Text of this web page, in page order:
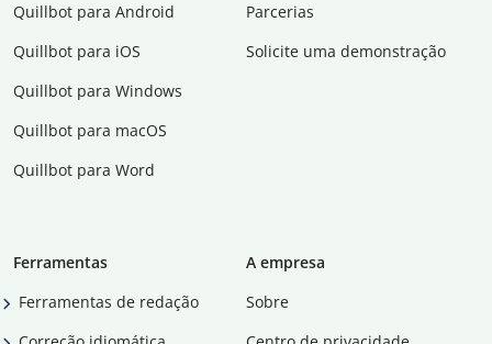
Quillbot para Android
Quillbot para iOS
Quillbot para Windows
Quillbot para macOS
Quillbot para Word
Parcerias
Solicite uma demonstração
Ferramentas
Ferramentas de redação
A empresa
Sobre